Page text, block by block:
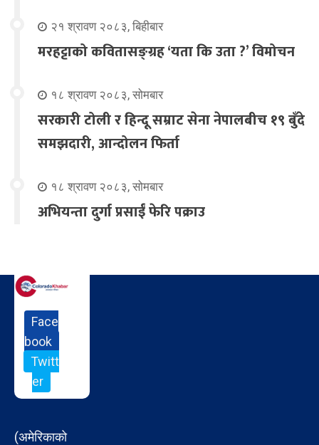
२१ श्रावण २०८३, बिहीबार
मरहट्टाको कवितासङ्ग्रह ‘यता कि उता ?’ विमोचन
१८ श्रावण २०८३, सोमबार
सरकारी टोली र हिन्दू सम्राट सेना नेपालबीच १९ बुँदे
समझदारी, आन्दोलन फिर्ता
१८ श्रावण २०८३, सोमबार
अभियन्ता दुर्गा प्रसाईं फेरि पक्राउ
Face
book
Twitt
er
(अमेरिकाको